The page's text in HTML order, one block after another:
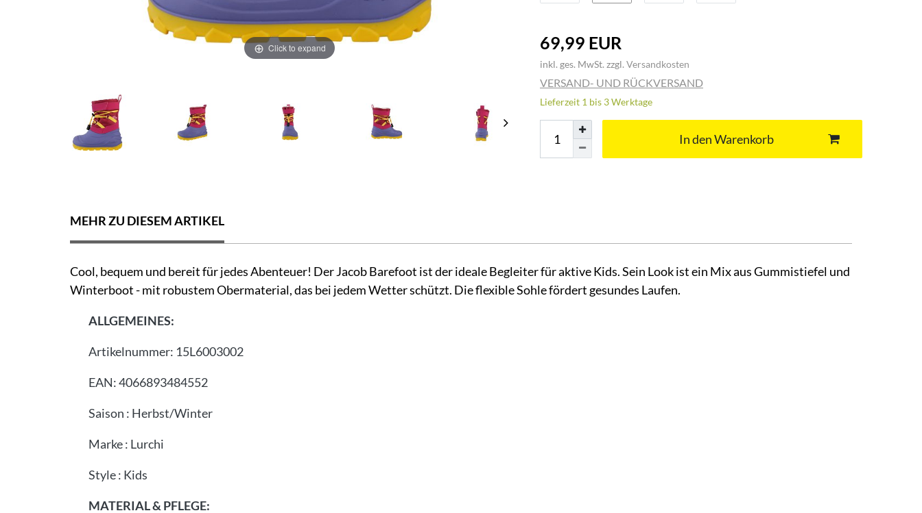
Click to expand 69,99 EUR
inkl. ges. MwSt. zzgl. Versandkosten
VERSAND- UND RÜCKVERSAND
Lieferzeit 1 bis 3 Werktage
In den Warenkorb
MEHR ZU DIESEM ARTIKEL
Cool, bequem und bereit für jedes Abenteuer! Der Jacob Barefoot ist der ideale Begleiter für aktive Kids. Sein Look ist ein Mix aus Gummistiefel und
Winterboot - mit robustem Obermaterial, das bei jedem Wetter schützt. Die flexible Sohle fördert gesundes Laufen.
ALLGEMEINES:
Artikelnummer: 15L6003002
EAN:4066893484552
Saison : Herbst/Winter
Marke: Lurchi
Style: Kids
MATERIAL & PFLEGE: